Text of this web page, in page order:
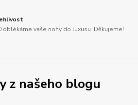
oblékáme vaše nohy do luxusu. Děkujeme!
z našeho blogu